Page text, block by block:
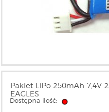
Pakiet LiPo 250mAh 7,4V
EAGLES
Dostępna ilość: